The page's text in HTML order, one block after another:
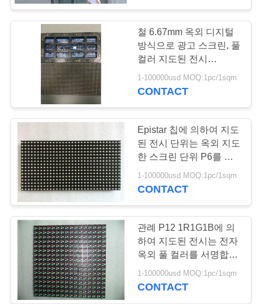
지도된 지면 스크린
11
경계 led 디스플레이
29
철 6.67mm 옥외 디지털
방식으로 광고 스크린, 풀
컬러 지도된 전시
DIP3IN1 단위
1-100000usd MOQ:1pc/1sqm
CONTACT
Epistar 칩에 의하여 지도
된 전시 단위는 옥외 지도
한 스크린 단위 P6를 방
수 처리합니다
1-100000usd MOQ:1pc/1sqm
CONTACT
관례 P12 1R1G1B에 의
하여 지도된 전시는 전자
옥외 풀 컬러를 서명합니
다
1-100000usd MOQ:1pc/1sqm
CONTACT